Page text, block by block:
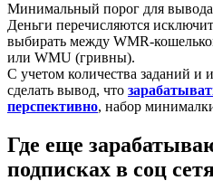
Минимальный порог для вывода
Деньги перечисляются
выбирать между WMR-
или WMU (гривны).
С учетом количества заданий и
сделать вывод, что
перспективно, набор
Где еще
подписках в соц